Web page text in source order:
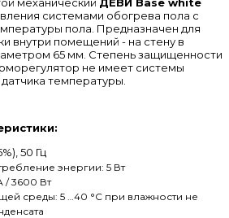
системами обогрева пола с
пола. Предназначен для
внутри помещений - на стену в
65 мм. Степень защищенности
не имеет системы
температуры.
50 Гц
энергии: 5 Вт
/ 3600 Вт
среды: 5 …40 °С при влажности не